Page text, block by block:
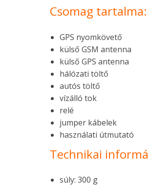
Csomag tartalma:
GPS nyomkövető
külső GSM antenna
külső GPS antenna
hálózati töltő
autós töltő
vízálló tok
relé
jumper kábelek
használati útmutató
Technikai
súly: 300 g